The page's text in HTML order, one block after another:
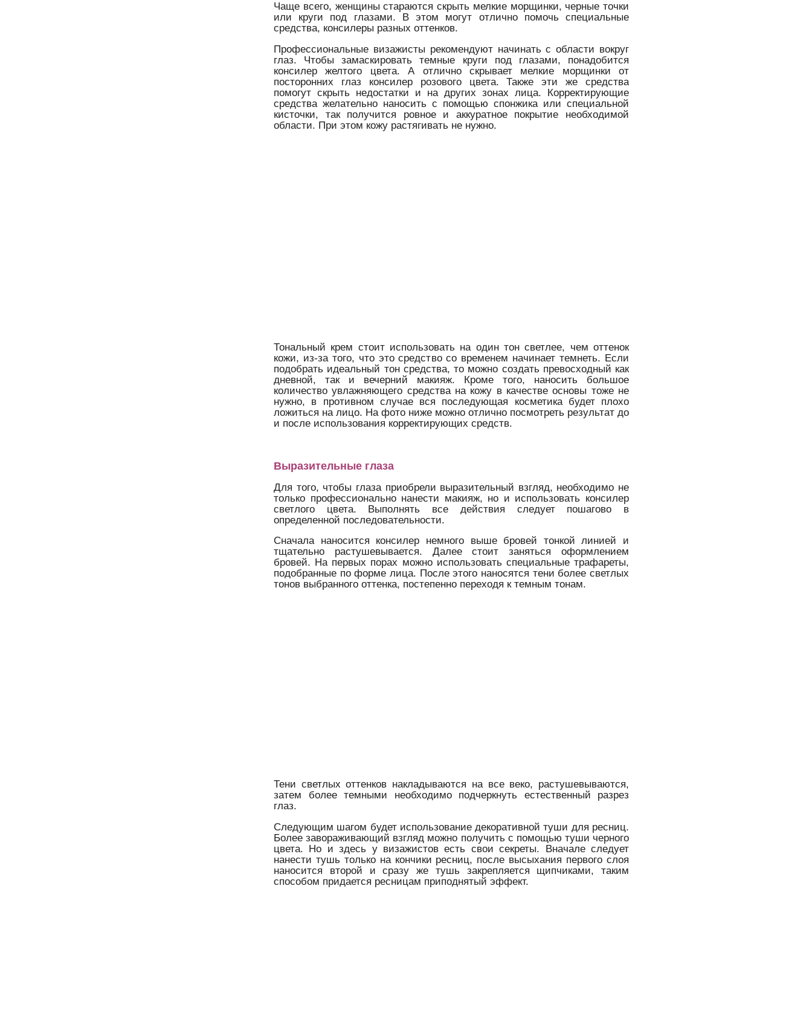
Чаще всего, женщины стараются скрыть мелкие морщинки, черные точки
или круги под глазами. В этом могут отлично помочь специальные
средства, консилеры разных оттенков.
Профессиональные визажисты рекомендуют начинать с области вокруг
глаз. Чтобы замаскировать темные круги под глазами, понадобится
консилер желтого цвета. А отлично скрывает мелкие морщинки от
посторонних глаз консилер розового цвета. Также эти же средства
помогут скрыть недостатки и на других зонах лица. Корректирующие
средства желательно наносить с помощью спонжика или специальной
кисточки, так получится ровное и аккуратное покрытие необходимой
области. При этом кожу растягивать не нужно.
Тональный крем стоит использовать на один тон светлее, чем оттенок
кожи, из-за того, что это средство со временем начинает темнеть. Если
подобрать идеальный тон средства, то можно создать превосходный как
дневной, так и вечерний макияж. Кроме того, наносить большое
количество увлажняющего средства на кожу в качестве основы тоже не
нужно, в противном случае вся последующая косметика будет плохо
ложиться на лицо. На фото ниже можно отлично посмотреть результат до
и после использования корректирующих средств.
Выразительные глаза
Для того, чтобы глаза приобрели выразительный взгляд, необходимо не
только профессионально нанести макияж, но и использовать консилер
светлого цвета. Выполнять все действия следует пошагово в
определенной последовательности.
Сначала наносится консилер немного выше бровей тонкой линией и
тщательно растушевывается. Далее стоит заняться оформлением
бровей. На первых порах можно использовать специальные трафареты,
подобранные по форме лица. После этого наносятся тени более светлых
тонов выбранного оттенка, постепенно переходя к темным тонам.
Тени светлых оттенков накладываются на все веко, растушевываются,
затем более темными необходимо подчеркнуть естественный разрез
глаз.
Следующим шагом будет использование декоративной туши для ресниц.
Более завораживающий взгляд можно получить с помощью туши черного
цвета. Но и здесь у визажистов есть свои секреты. Вначале следует
нанести тушь только на кончики ресниц, после высыхания первого слоя
наносится второй и сразу же тушь закрепляется щипчиками, таким
способом придается ресницам приподнятый эффект.